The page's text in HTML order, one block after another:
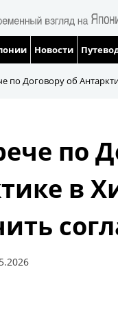
Новости
по Договору об
по
в